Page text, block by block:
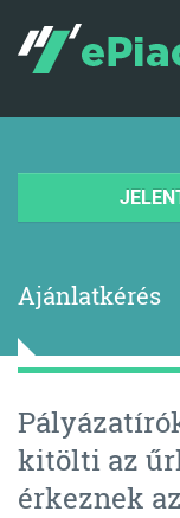
Ajánlatkérés
kitölti az
érkeznek